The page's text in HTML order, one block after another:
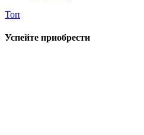
Топ
Успейте приобрести